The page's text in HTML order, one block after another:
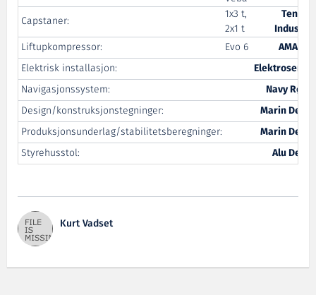
Capstaner:
1x3 t,
2x1 t
Liftupkompressor:
Evo 6
AMA
Elektrisk installasjon:
Navigasjonssystem:
Navy
Design/konstruksjonstegninger:
Marin
Produksjonsunderlag/stabilitetsberegninger:
Marin
Styrehusstol:
Alu
Kurt Vadset